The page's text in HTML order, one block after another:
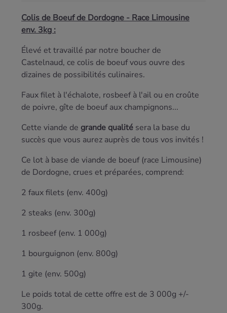
Colis de Boeuf de Dordogne - Race Limousine
env. 3kg :
Élevé et travaillé par notre boucher de
Castelnaud, ce colis de boeuf vous ouvre des
dizaines de possibilités culinaires.
Faux filet à l'échalote, rosbeef à l'ail ou en croûte
de poivre, gîte de boeuf aux champignons...
Cette viande de grande qualité sera la base du
succès que vous aurez auprès de tous vos invités !
Ce lot à base de viande de boeuf (race Limousine)
de Dordogne, crues et préparées, comprend:
2 faux filets (env. 400g)
2 steaks (env. 300g)
1 rosbeef(env. 1 000g)
1 bourguignon (env. 800g)
1 gite (env. 500g)
Le poids total de cette offre est de 3 000g +/-
300g.